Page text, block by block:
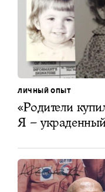
ЛИЧНЫЙ ОПЫТ
«Родители
Я –